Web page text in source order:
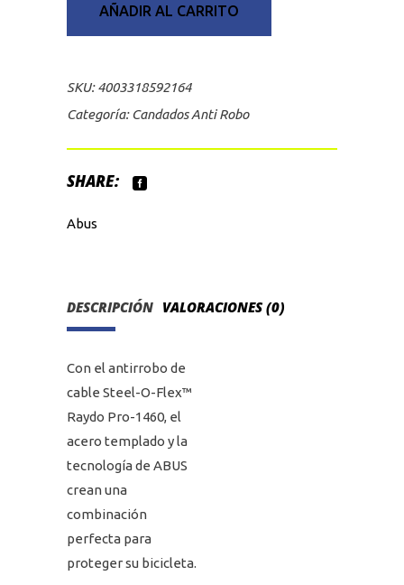
AÑADIR AL CARRITO
SKU:4003318592164
Categoría: Candados Anti Robo
SHARE:
Abus
DESCRIPCIÓN VALORACIONES (0)
Con el antirrobo de
cable Steel-O-Flex™
Raydo Pro-1460, el
acero templado y la
tecnología de ABUS
crean una
combinación
perfecta para
proteger su bicicleta.